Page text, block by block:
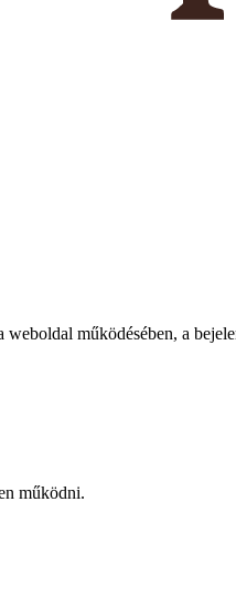
működésében, a
működni.